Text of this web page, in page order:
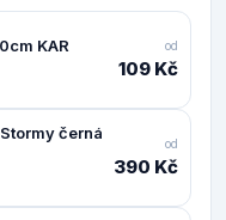
KAR od
109 Kč
černá
od
390 Kč